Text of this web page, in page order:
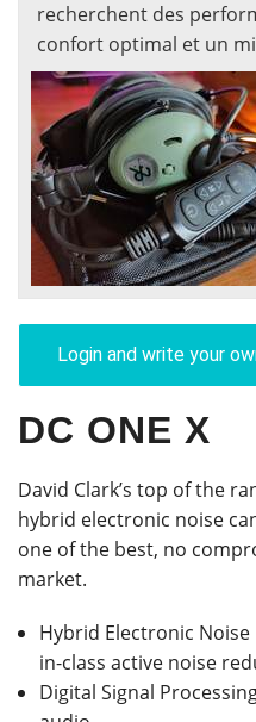
recherchent des
confort optimal et un
Login and write your
DC ONE X
David Clark’s top of the
hybrid electronic noise
one of the best, no
market.
Hybrid Electronic
in-class active noise
Digital Signal